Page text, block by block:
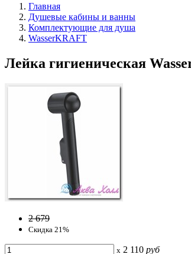
Главная
Душевые кабины и ванны
Комплектующие для душа
WasserKRAFT
Лейка гигиеническая
2 679
Скидка 21%
x 2 110 руб